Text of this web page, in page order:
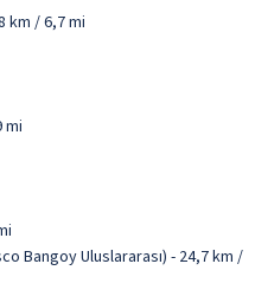
km / 6,7 mi
mi
Bangoy Uluslararası) - 24,7 km /